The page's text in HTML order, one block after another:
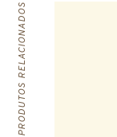
PRODUTOS RELACIONADOS